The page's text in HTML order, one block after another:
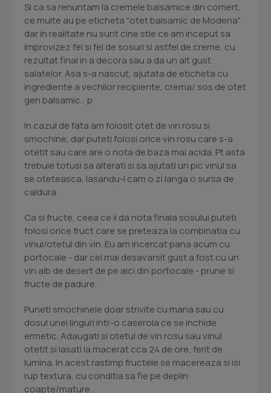
Si ca sa renuntam la cremele balsamice din comert,
ce multe au pe eticheta "otet balsamic de Modena"
dar in realitate nu sunt cine stie ce am inceput sa
improvizez fel si fel de sosuri si astfel de creme, cu
rezultat final in a decora sau a da un alt gust
salatelor. Asa s-a nascut, ajutata de eticheta cu
ingrediente a vechilor recipiente, crema/ sos de otet
gen balsamic.: p
In cazul de fata am folosit otet de vin rosu si
smochine, dar puteti folosi orice vin rosu care s-a
otetit sau care are o nota de baza mai acida. Pt asta
trebuie totusi sa alterati si sa ajutati un pic vinul sa
se oteteasca, lasandu-l cam o zi langa o sursa de
caldura.
Ca si fructe, ceea ce ii da nota finala sosului puteti
folosi orice fruct care se preteaza la combinatia cu
vinul/otetul din vin. Eu am incercat pana acum cu
portocale - dar cel mai desavarsit gust a fost cu un
vin alb de desert de pe aici din portocale - prune si
fructe de padure.
Puneti smochinele doar strivite cu mana sau cu
dosul unei linguri intr-o caserola ce se inchide
ermetic. Adaugati si otetul de vin rosu sau vinul
otetit si lasati la macerat cca 24 de ore, ferit de
lumina. In acest rastimp fructele se macereaza si isi
rup textura, cu conditia sa fie pe deplin
coapte/mature.